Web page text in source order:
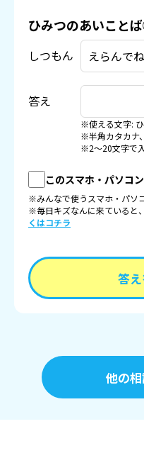
ひみつのあいこと
しつもん
答え
※使える文字:
※半角カタカナ
※2〜20文字で
このスマホ・パソコ
※みんなで使うスマホ・パソ
※毎日キズなんに来ていると
くはコチラ
答
他の